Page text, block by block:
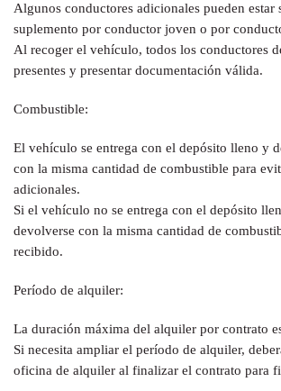
Algunos conductores adicionales pueden estar
suplemento por conductor joven o por
Al recoger el vehículo, todos los conductores
presentes y presentar documentación válida.
Combustible:
El vehículo se entrega con el depósito lleno y
con la misma cantidad de combustible para
adicionales.
Si el vehículo no se entrega con el depósito
devolverse con la misma cantidad de
recibido.
Período de alquiler:
La duración máxima del alquiler por contrato
Si necesita ampliar el período de alquiler,
oficina de alquiler al finalizar el contrato para